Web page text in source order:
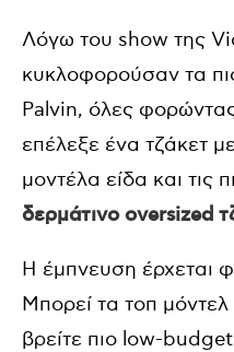
Λόγω του show της
κυκλοφορούσαν τα
Palvin, όλες
επέλεξε ένα τζάκετ
μοντέλα είδα και τις
δερμάτινο oversized
Η έμπνευση έρχεται
Μπορεί τα τοπ
βρείτε πιο low-